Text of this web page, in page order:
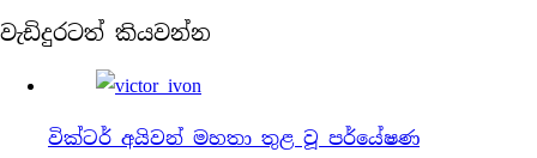
වැඩිදුරටත් කියවන්න
වික්ටර් අයිවන් මහතා තුළ වූ පර්⁣යේෂණ